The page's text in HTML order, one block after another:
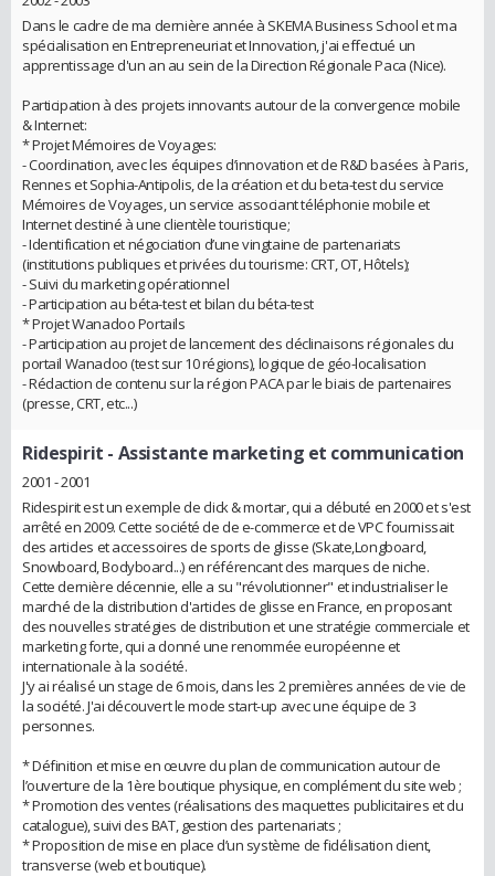
Dans le cadre de ma dernière année à SKEMA Business School et ma
spécialisation en Entrepreneuriat et Innovation, j'ai effectué un
apprentissage d'un an au sein de la Direction Régionale Paca (Nice).
Participation à des projets innovants autour de la convergence mobile
& Internet:
* Projet Mémoires de Voyages:
- Coordination, avec les équipes d’innovation et de R&D basées à Paris,
Rennes et Sophia-Antipolis, de la création et du beta-test du service
Mémoires de Voyages, un service associant téléphonie mobile et
Internet destiné à une clientèle touristique;
- Identification et négociation d’une vingtaine de partenariats
(institutions publiques et privées du tourisme: CRT, OT, Hôtels);
- Suivi du marketing opérationnel
- Participation au béta-test et bilan du béta-test
* Projet Wanadoo Portails
- Participation au projet de lancement des déclinaisons régionales du
portail Wanadoo (test sur 10 régions), logique de géo-localisation
- Rédaction de contenu sur la région PACA par le biais de partenaires
(presse, CRT, etc...)
Ridespirit - Assistante marketing et communication
2001 - 2001
Ridespirit est un exemple de click & mortar, qui a débuté en 2000 et s'est
arrêté en 2009. Cette société de de e-commerce et de VPC fournissait
des articles et accessoires de sports de glisse (Skate,Longboard,
Snowboard, Bodyboard...) en référencant des marques de niche.
Cette dernière décennie, elle a su "révolutionner" et industrialiser le
marché de la distribution d'articles de glisse en France, en proposant
des nouvelles stratégies de distribution et une stratégie commerciale et
marketing forte, qui a donné une renommée européenne et
internationale à la société.
J'y ai réalisé un stage de 6 mois, dans les 2 premières années de vie de
la société. J'ai découvert le mode start-up avec une équipe de 3
personnes.
* Définition et mise en œuvre du plan de communication autour de
l’ouverture de la 1ère boutique physique, en complément du site web ;
* Promotion des ventes (réalisations des maquettes publicitaires et du
catalogue), suivi des BAT, gestion des partenariats ;
* Proposition de mise en place d’un système de fidélisation client,
transverse (web et boutique).